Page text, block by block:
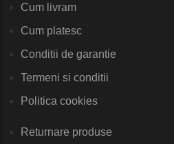
Cum livram
Cum platesc
Conditii de garantie
Termeni si conditii
Politica cookies
Returnare produse